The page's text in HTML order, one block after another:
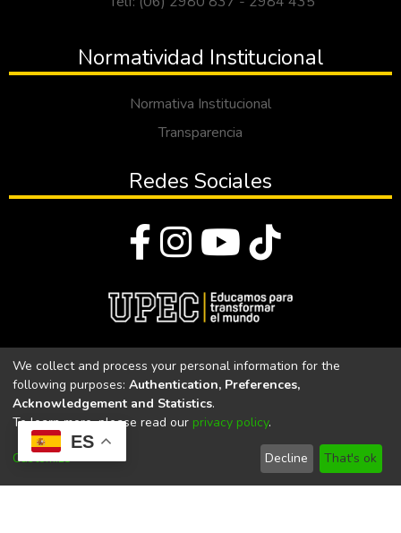
ES
Normatividad Institucional
Normativa Institucional
Transparencia
Redes Sociales
Universidad Politécnica Estatal del Carchi
Universidad Politécnica Estatal del Carchi | Acreditada por el
CACES Resolución N°. 160-SE-33-CACES-2020
We collect and process your personal information for the
following purposes: Authentication, Preferences,
Acknowledgement and Statistics.
To learn more, please read our privacy policy.
Customize Decline That's ok